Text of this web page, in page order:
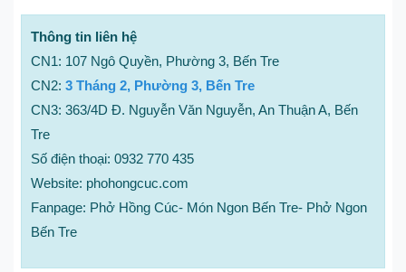
Thông tin liên hệ
CN1: 107 Ngô Quyền, Phường 3, Bến Tre
CN2: 3 Tháng 2, Phường 3, Bến Tre
CN3: 363/4D Đ. Nguyễn Văn Nguyễn, An Thuận A, Bến
Tre
Số điện thoại: 0932 770 435
Website: phohongcuc.com
Fanpage: Phở Hồng Cúc- Món Ngon Bến Tre- Phở Ngon
Bến Tre